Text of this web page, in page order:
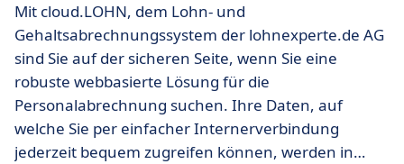
Mit cloud.LOHN, dem Lohn- und
Gehaltsabrechnungssystem der lohnexperte.de AG
sind Sie auf der sicheren Seite, wenn Sie eine
robuste webbasierte Lösung für die
Personalabrechnung suchen. Ihre Daten, auf
welche Sie per einfacher Internerverbindung
jederzeit bequem zugreifen können, werden in